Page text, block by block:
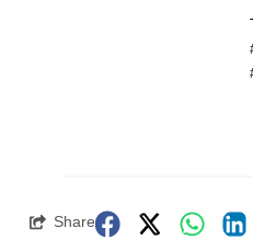
Share